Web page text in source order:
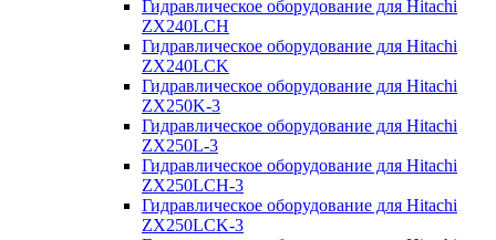
Гидравлическое оборудование для Hitachi
ZX240LCH
Гидравлическое оборудование для Hitachi
ZX240LCK
Гидравлическое оборудование для Hitachi
ZX250K-3
Гидравлическое оборудование для Hitachi
ZX250L-3
Гидравлическое оборудование для Hitachi
ZX250LCH-3
Гидравлическое оборудование для Hitachi
ZX250LCK-3